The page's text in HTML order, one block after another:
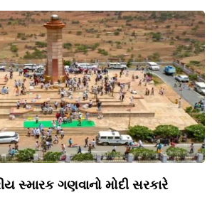
સ્મારક ગણવાનો મોદી સરકારે